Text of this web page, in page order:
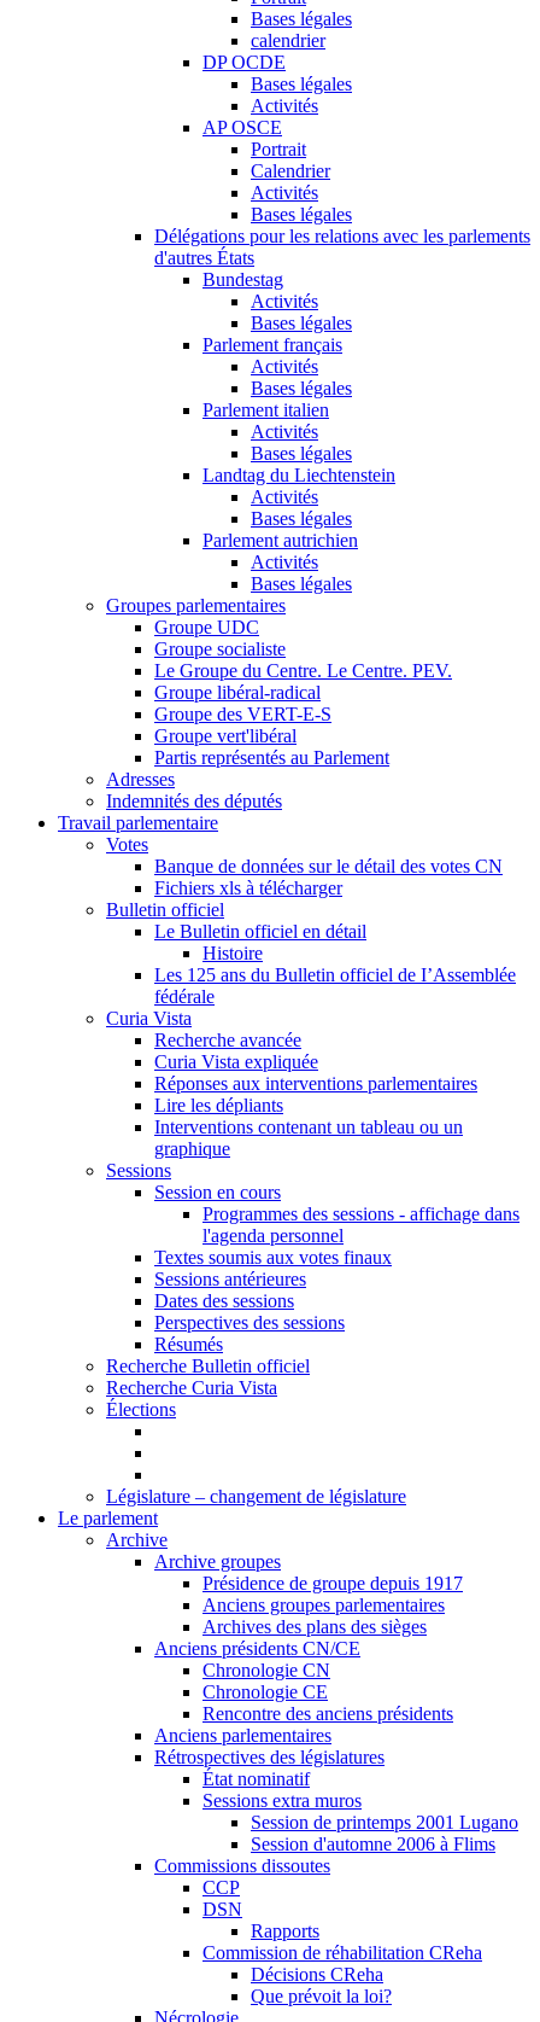
Bases légales
calendrier
DP OCDE
Bases légales
Activités
AP OSCE
Portrait
Calendrier
Activités
Bases légales
Délégations pour les relations avec les parlements
d'autres États
Bundestag
Activités
Bases légales
Parlement français
Activités
Bases légales
Parlement italien
Activités
Bases légales
Landtag du Liechtenstein
Activités
Bases légales
Parlement autrichien
Activités
Bases légales
Groupes parlementaires
Groupe UDC
Groupe socialiste
Le Groupe du Centre. Le Centre. PEV.
Groupe libéral-radical
Groupe des VERT-E-S
Groupe vert'libéral
Partis représentés au Parlement
Adresses
Indemnités des députés
Travail parlementaire
Votes
Banque de données sur le détail des votes CN
Fichiers xls à télécharger
Bulletin officiel
Le Bulletin officiel en détail
Histoire
Les 125 ans du Bulletin officiel de I’Assemblée
fédérale
Curia Vista
Recherche avancée
Curia Vista expliquée
Réponses aux interventions parlementaires
Lire les dépliants
Interventions contenant un tableau ou un
graphique
Sessions
Session en cours
Programmes des sessions - affichage dans
l'agenda personnel
Textes soumis aux votes finaux
Sessions antérieures
Dates des sessions
Perspectives des sessions
Résumés
Recherche Bulletin officiel
Recherche Curia Vista
Élections
Législature – changement de législature
Le parlement
Archive
Archive groupes
Présidence de groupe depuis 1917
Anciens groupes parlementaires
Archives des plans des sièges
Anciens présidents CN/CE
Chronologie CN
Chronologie CE
Rencontre des anciens présidents
Anciens parlementaires
Rétrospectives des législatures
État nominatif
Sessions extra muros
Session de printemps 2001 Lugano
Session d'automne 2006 à Flims
Commissions dissoutes
CCP
DSN
Rapports
Commission de réhabilitation CReha
Décisions CReha
Que prévoit la loi?